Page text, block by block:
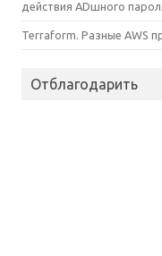
действия ADшного
Terraform. Разные AWS
Отблагодарить